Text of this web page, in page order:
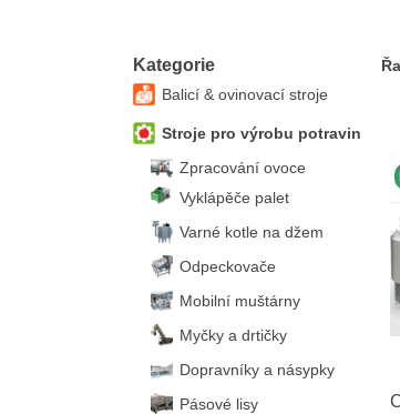
Kategorie
Balicí & ovinovací stroje
Stroje pro výrobu potravin
Zpracování ovoce
Vyklápěče palet
Varné kotle na džem
Odpeckovače
Mobilní muštárny
Myčky a drtičky
Dopravníky a násypky
Pásové lisy